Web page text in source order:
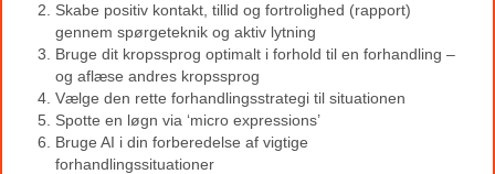
Skabe positiv kontakt, tillid og fortrolighed (rapport)
gennem spørgeteknik og aktiv lytning
Bruge dit kropssprog optimalt i forhold til en forhandling –
og aflæse andres kropssprog
Vælge den rette forhandlingsstrategi til situationen
Spotte en løgn via ‘micro expressions’
Bruge AI i din forberedelse af vigtige
forhandlingssituationer